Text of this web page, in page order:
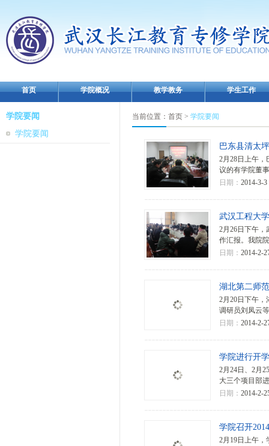
首页 学院概况 教学教务 学生工作
学院要闻
学院要闻
当前位置： 首页 > 学院要闻
巴东县清太
2月28日上午
议的有学院董
日期： 2014-3-3
武汉工程大
2月26日下午
作汇报。我院
日期： 2014-2-
湖北第二师
2月20日下午
调研员刘凤云
日期： 2014-2-
学院进行开
2月24日、2月
大三个项目部
日期： 2014-2-
学院召开
2月19日上午